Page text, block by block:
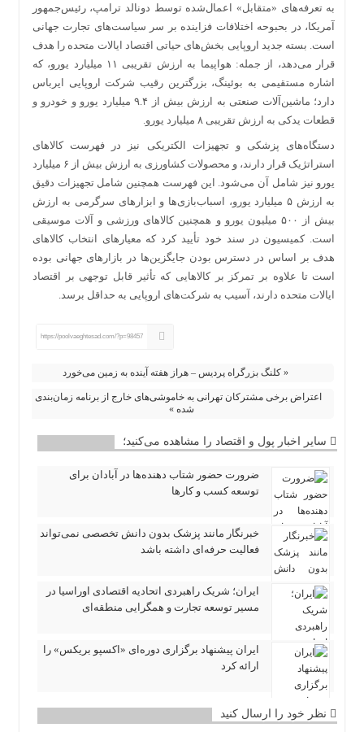
به تعرفه‌های «متقابل» اعمال‌شده توسط دونالد ترامپ، رئیس‌جمهور
آمریکا، در بحبوحه اختلافات فزاینده بر سر سیاست‌های تجارت جهانی
است. بسته جدید اروپایی بخش‌های حیاتی اقتصاد ایالات متحده را هدف
قرار می‌دهد، از جمله: هواپیما به ارزش تقریبی ۱۱ میلیارد یورو، که
اشاره مستقیمی به بوئینگ، بزرگترین رقیب شرکت اروپایی ایرباس
دارد؛ ماشین‌آلات صنعتی به ارزش بیش از ۹.۴ میلیارد یورو و خودرو و
قطعات یدکی به ارزش تقریبی ۸ میلیارد یورو.
دستگاه‌های پزشکی و تجهیزات الکتریکی نیز در فهرست کالاهای
استراتژیک قرار دارند، و محصولات کشاورزی به ارزش بیش از ۶ میلیارد
یورو نیز شامل آن می‌شود. این فهرست همچنین شامل تجهیزات دقیق
به ارزش ۵ میلیارد یورو، اسباب‌بازی‌ها و ابزارهای سرگرمی به ارزش
بیش از ۵۰۰ میلیون یورو و همچنین کالاهای ورزشی و آلات موسیقی
است. کمیسیون در سند خود تأیید کرد که معیارهای انتخاب کالاهای
هدف بر اساس در دسترس بودن جایگزین‌ها در بازارهای جهانی بوده
است تا علاوه بر تمرکز بر کالاهایی که تأثیر قابل توجهی بر اقتصاد
ایالات متحده دارند، آسیب به شرکت‌های اروپایی به حداقل برسد.
https://poolvaeghtesad.com/?p=98457
« کلنگ بزرگراه پردیس – هراز هفته آینده به زمین می‌خورد
اعتراض برخی مشترکان تهرانی به خاموشی‌های خارج از برنامه زمان‌بندی
شده »
سایر اخبار پول و اقتصاد را مشاهده می‌کنید؛
ضرورت حضور شتاب ‌دهنده‌ها در آبادان برای
توسعه کسب‌ و کارها
خبرنگار مانند پزشک بدون دانش تخصصی نمی‌تواند
فعالیت حرفه‌ای داشته باشد
ایران؛ شریک راهبردی اتحادیه اقتصادی اوراسیا در
مسیر توسعه تجارت و همگرایی منطقه‌ای
ایران پیشنهاد برگزاری دوره‌ای «اکسپو بریکس» را
ارائه کرد
نظر خود را ارسال کنید